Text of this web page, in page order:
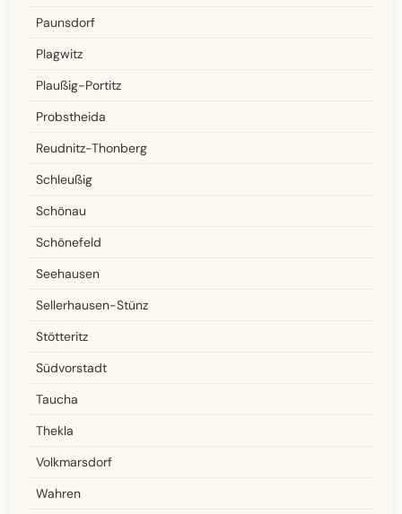
Paunsdorf
Plagwitz
Plaußig-Portitz
Probstheida
Reudnitz-Thonberg
Schleußig
Schönau
Schönefeld
Seehausen
Sellerhausen-Stünz
Stötteritz
Südvorstadt
Taucha
Thekla
Volkmarsdorf
Wahren